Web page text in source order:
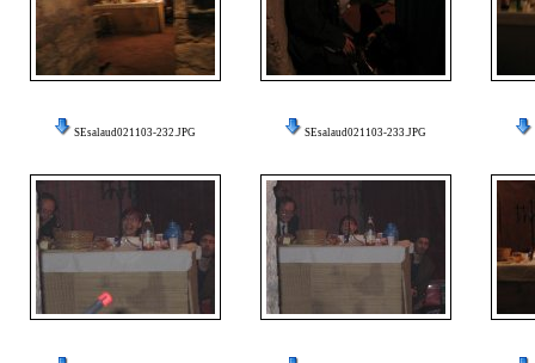
SEsalaud021103-232.JPG SEsalaud021103-233.JPG